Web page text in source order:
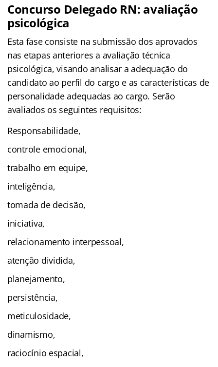
Concurso Delegado RN: avaliação
psicológica
Esta fase consiste na submissão dos aprovados
nas etapas anteriores a avaliação técnica
psicológica, visando analisar a adequação do
candidato ao perfil do cargo e as características de
personalidade adequadas ao cargo. Serão
avaliados os seguintes requisitos:
Responsabilidade,
controle emocional,
trabalho em equipe,
inteligência,
tomada de decisão,
iniciativa,
relacionamento interpessoal,
atenção dividida,
planejamento,
persistência,
meticulosidade,
dinamismo,
raciocínio espacial,